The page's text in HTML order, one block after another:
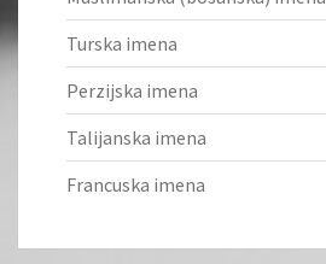
Turska imena
Perzijska imena
Talijanska imena
Francuska imena